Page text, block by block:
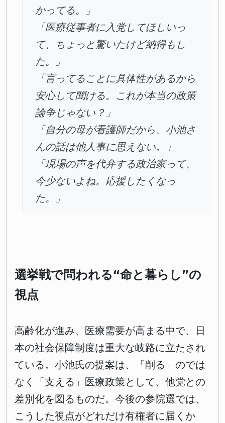
かってる。」
「医療従事者に入党してほしいっ
て、ちょっと驚いたけど納得もし
た。」
「言ってることに具体性があるから
安心して聞ける。これが本当の政策
論争じゃない？」
「自分の母が看護師だから、小池さ
んの話は他人事に思えない。」
「現場の声を代弁する政治家って、
今少ないよね。応援したくなっ
た。」
選挙戦で問われる“命と暮らし”の
視点
高齢化が進み、医療需要が高まる中で、日
本の社会保障制度は重大な岐路に立たされ
ている。小池氏の提案は、「削る」のでは
なく「支える」医療政策として、他党との
差別化を図るものだ。今後の参院選では、
こうした視点がどれだけ有権者に届くか